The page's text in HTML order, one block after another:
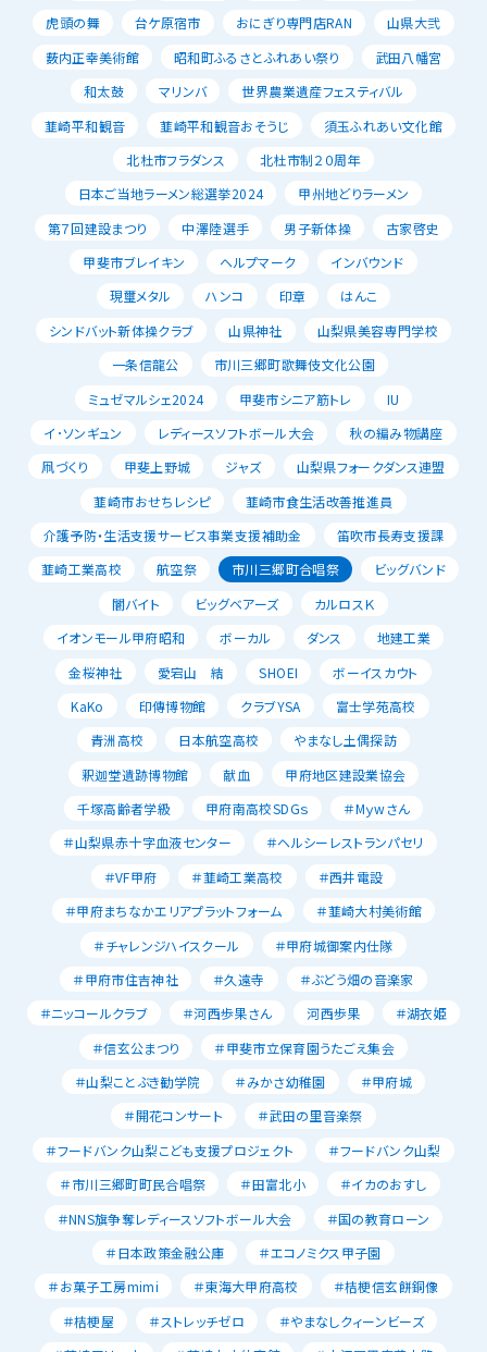
虎頭の舞
台ケ原宿市 おにぎり専門店RAN
山県大弐
薮内正幸美術館
昭和町ふるさとふれあい祭り
武田八幡宮
和太鼓
マリンバ
世界農業遺産フェスティバル
韮崎平和観音
韮崎平和観音おそうじ
須玉ふれあい文化館
北杜市フラダンス
北杜市制２０周年
日本ご当地ラーメン総選挙2024
甲州地どりラーメン
第７回建設まつり
中澤陸選手 男子新体操
古家啓史
甲斐市ブレイキン
ヘルプマーク
インバウンド
現璽メタル
ハンコ 印章
はんこ
シンドバット新体操クラブ
山県神社
山梨県美容専門学校
一条信龍公
市川三郷町歌舞伎文化公園
ミュゼマルシェ2024
甲斐市シニア筋トレ
IU
イ･ソンギュン
レディースソフトボール大会
秋の編み物講座
凧づくり
甲斐上野城 ジャズ
山梨県フォークダンス連盟
韮崎市おせちレシピ
韮崎市食生活改善推進員
介護予防・生活支援サービス事業支援補助金
笛吹市長寿支援課
韮崎工業高校
航空祭 市川三郷町合唱祭
ビッグバンド
闇バイト
ビッグベアーズ
カルロスＫ
イオンモール甲府昭和
ボーカル ダンス
地建工業
金桜神社
愛宕山 結 SHOEI
ボーイスカウト
KaKo
印傳博物館 クラブYSA
富士学苑高校
青洲高校
日本航空高校
やまなし土偶探訪
釈迦堂遺跡博物館
献血
甲府地区建設業協会
千塚高齢者学級
甲府南高校SDGｓ
＃Mｙwさん
＃山梨県赤十字血液センター
＃ヘルシーレストランパセリ
＃VF甲府
＃韮崎工業高校
＃西井電設
＃甲府まちなかエリアプラットフォーム
＃韮崎大村美術館
＃チャレンジハイスクール
＃甲府城御案内仕隊
＃甲府市住吉神社
＃久遠寺
＃ぶどう畑の音楽家
＃ニッコールクラブ
＃河西歩果さん 河西歩果
＃湖衣姫
＃信玄公まつり
＃甲斐市立保育園うたごえ集会
＃山梨ことぶき勧学院
＃みかさ幼稚園
＃甲府城
＃開花コンサート
＃武田の里音楽祭
＃フードバンク山梨こども支援プロジェクト
＃フードバンク山梨
＃市川三郷町町民合唱祭
＃田富北小
＃イカのおすし
＃NNS旗争奪レディースソフトボール大会
＃国の教育ローン
＃日本政策金融公庫
＃エコノミクス甲子園
＃お菓子工房mimi
＃東海大甲府高校
＃桔梗信玄餅銅像
＃桔梗屋
＃ストレッチゼロ
＃やまなしクィーンビーズ